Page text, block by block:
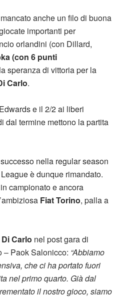
anche un filo di buona
importanti per
orlandini (con Dillard,
(con 6 punti
speranza di vittoria per la
Carlo.
e il 2/2 ai liberi
dal termine mettono la partita
nella regular season
è dunque rimandato.
campionato e ancora
Fiat Torino, palla a
Carlo nel post gara di
– Paok Salonicco: “Abbiamo
che ci ha portato fuori
nel primo quarto. Già dal
il nostro gioco, siamo